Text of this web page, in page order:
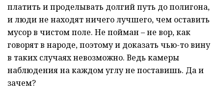
платить и проделывать долгий путь до полигона,
и люди не находят ничего лучшего, чем оставить
мусор в чистом поле. Не пойман – не вор, как
говорят в народе, поэтому и доказать чью-то вину
в таких случаях невозможно. Ведь камеры
наблюдения на каждом углу не поставишь. Да и
зачем?